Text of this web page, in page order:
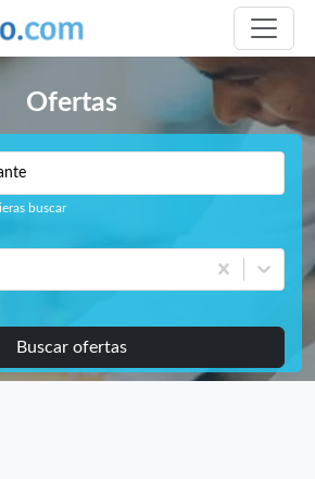
Ofertas
buscar
Buscar ofertas